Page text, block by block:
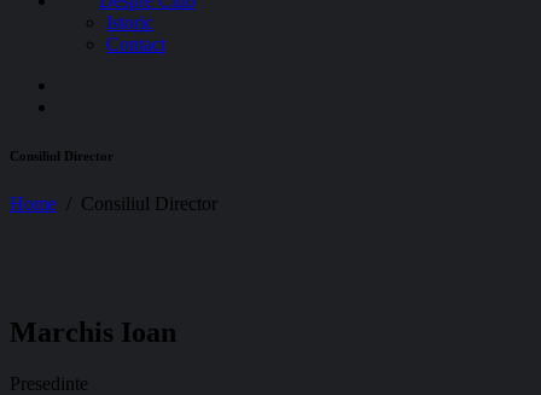
Istoric
Contact
Consiliul Director
Home Consiliul Director
Marchis Ioan
Presedinte